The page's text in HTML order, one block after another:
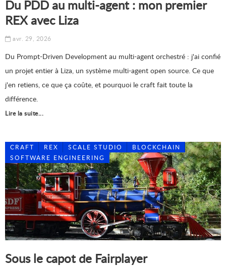
Du PDD au multi-agent : mon premier
REX avec Liza
avr. 29, 2026
Du Prompt-Driven Development au multi-agent orchestré : j'ai confié
un projet entier à Liza, un système multi-agent open source. Ce que
j'en retiens, ce que ça coûte, et pourquoi le craft fait toute la
différence.
Lire la suite...
CRAFT REX SCALE STUDIO
BLOCKCHAIN
SOFTWARE ENGINEERING
Sous le capot de Fairplayer